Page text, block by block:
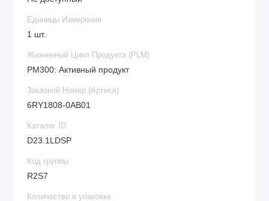
Единицы Измерения
1 шт.
Жизненный Цикл Продукта (PLM)
PM300: Активный продукт
Заказной Номер (Артикл)
6RY1808-0AB01
Каталог ID
D23.1LDSP
Код группы
R2S7
Количество в упаковке